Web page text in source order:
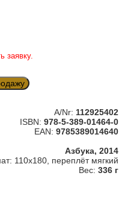
заявку.
A/Nr: 112925402
ISBN: 978-5-389-01464-0
EAN: 9785389014640
Азбука, 2014
110х180, переплёт мягкий
Вес: 336 г